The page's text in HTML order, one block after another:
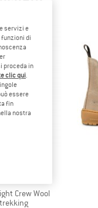
Crew Wool
prodotti
servizi e
di
proceda in
clic qui.
essere
fin
nostra